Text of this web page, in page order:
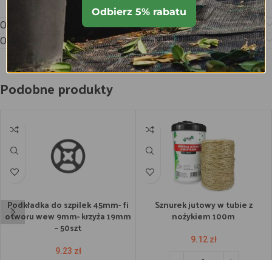
Opis
Opinie (0)
Podobne produkty
Podkładka do szpilek 45mm- fi
otworu wew 9mm- krzyża 19mm
– 50szt
9.23 zł
Sznurek jutowy w tubie z
nożykiem 100m
9.12 zł
Odbierz 5% rabatu